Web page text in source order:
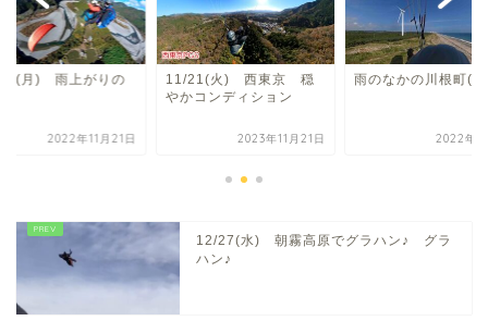
月) 雨上がりの
2022年11月21日
11/21(火) 西東京 穏
やかコンディション
2023年11月21日
雨のなかの川根町(
2022年8
12/27(水) 朝霧高原でグラハン♪ グラ
ハン♪